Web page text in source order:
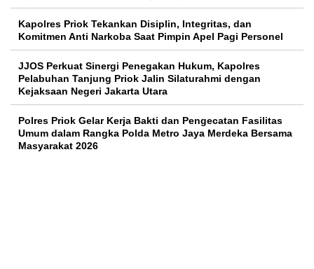
Kapolres Priok Tekankan Disiplin, Integritas, dan
Komitmen Anti Narkoba Saat Pimpin Apel Pagi Personel
JJOS Perkuat Sinergi Penegakan Hukum, Kapolres
Pelabuhan Tanjung Priok Jalin Silaturahmi dengan
Kejaksaan Negeri Jakarta Utara
Polres Priok Gelar Kerja Bakti dan Pengecatan Fasilitas
Umum dalam Rangka Polda Metro Jaya Merdeka Bersama
Masyarakat 2026